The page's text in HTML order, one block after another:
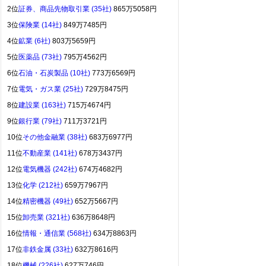
2位証券、商品先物取引業 (35社) 865万5058円
3位保険業 (14社) 849万7485円
4位鉱業 (6社) 803万5659円
5位 医薬品 (73社) 795万4562円
6位石油・石炭製品 (10社) 773万6569円
7位電気・ガス業 (25社) 729万8475円
8位建設業 (163社) 715万4674円
9位銀行業 (79社) 711万3721円
10位その他金融業 (38社) 683万6977円
11位不動産業 (141社) 678万3437円
12位電気機器 (242社) 674万4682円
13位化学 (212社) 659万7967円
14位精密機器 (49社) 652万5667円
15位卸売業 (321社) 636万8648円
16位情報・通信業 (568社) 634万8863円
17位非鉄金属 (33社) 632万8616円